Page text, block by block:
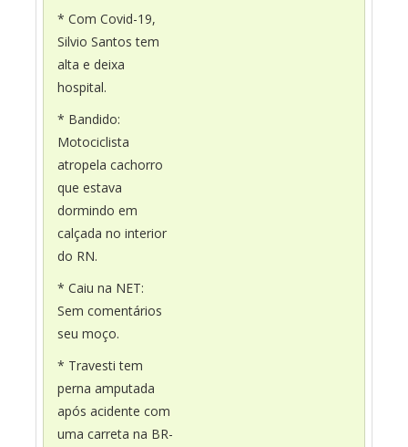
* Com Covid-19,
Silvio Santos tem
alta e deixa
hospital.
* Bandido:
Motociclista
atropela cachorro
que estava
dormindo em
calçada no interior
do RN.
* Caiu na NET:
Sem comentários
seu moço.
* Travesti tem
perna amputada
após acidente com
uma carreta na BR-